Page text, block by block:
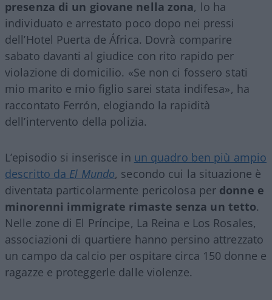
presenza di un giovane nella zona, lo ha
individuato e arrestato poco dopo nei pressi
dell’Hotel Puerta de África. Dovrà comparire
sabato davanti al giudice con rito rapido per
violazione di domicilio. «Se non ci fossero stati
mio marito e mio figlio sarei stata indifesa», ha
raccontato Ferrón, elogiando la rapidità
dell’intervento della polizia.
L’episodio si inserisce in un quadro ben più ampio
descritto da El Mundo, secondo cui la situazione è
diventata particolarmente pericolosa per donne e
minorenni immigrate rimaste senza un tetto.
Nelle zone di El Príncipe, La Reina e Los Rosales,
associazioni di quartiere hanno persino attrezzato
un campo da calcio per ospitare circa 150 donne e
ragazze e proteggerle dalle violenze.